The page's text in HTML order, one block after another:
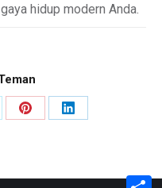
hidup modern Anda.
Share
Share